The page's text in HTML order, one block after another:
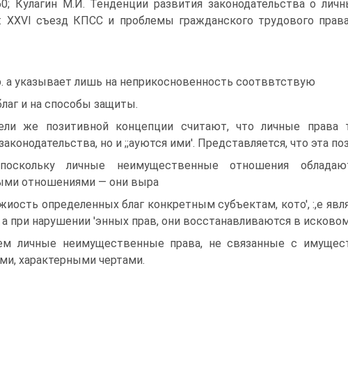
Кулагин М.И. Тенденции развития законодательства о
XXVI съезд КПСС и проблемы гражданского трудового
а указывает лишь на неприкосновенность соотввтствую
и на способы защиты.
же позитивной концепции считают, что личные права
но и ;;ауются ими'. Представляется, что эта
личные неимущественные отношения
отношениями — они выра
определенных благ конкретным субъектам, кото', :,е
при нарушении 'энных прав, они восстанавливаются в
личные неимущественные права, не связанные с
характерными чертами.